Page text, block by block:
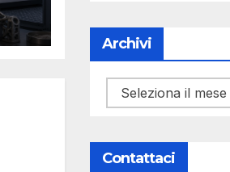
Archivi
Archivi
Contattaci